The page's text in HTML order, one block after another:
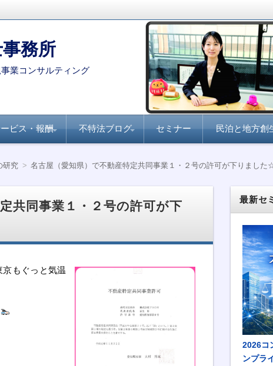
務所
業コンサルティング
ビス・報酬
する際のポイント
不特法ブログ
21『不動産特定共同事
業のすべて』
動産クラウドファンデ
ィング事業化のポイン
口化商品の研究』
ライセンス
計・マーケティング
セミナー 民泊と地方創
研究 名古屋（愛知県）で不動産特定共同事業１・２号の許可が下りました
共同事業１・２号の許可が下
もぐっと気温
最新セ
2026コ
ンプラ